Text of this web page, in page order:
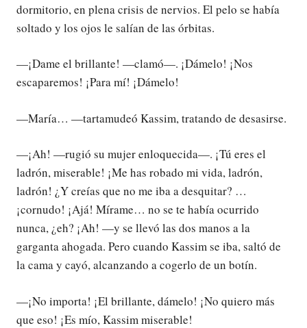
dormitorio, en plena crisis de nervios. El pelo se había
soltado y los ojos le salían de las órbitas.
—¡Dame el brillante! —clamó—. ¡Dámelo! ¡Nos
escaparemos! ¡Para mí! ¡Dámelo!
—María… —tartamudeó Kassim, tratando de desasirse.
—¡Ah! —rugió su mujer enloquecida—. ¡Tú eres el
ladrón, miserable! ¡Me has robado mi vida, ladrón,
ladrón! ¿Y creías que no me iba a desquitar? …
¡cornudo! ¡Ajá! Mírame… no se te había ocurrido
nunca, ¿eh? ¡Ah! —y se llevó las dos manos a la
garganta ahogada. Pero cuando Kassim se iba, saltó de
la cama y cayó, alcanzando a cogerlo de un botín.
—¡No importa! ¡El brillante, dámelo! ¡No quiero más
que eso! ¡Es mío, Kassim miserable!